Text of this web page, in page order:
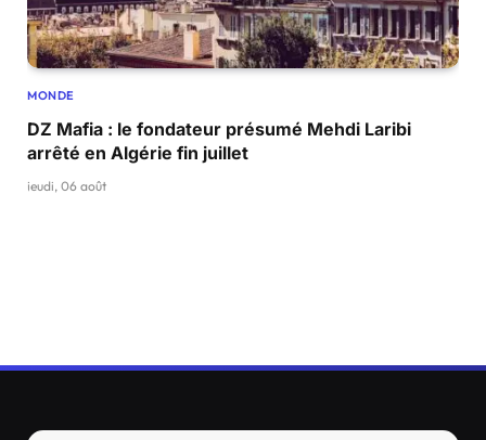
MONDE
DZ Mafia : le fondateur présumé Mehdi Laribi
arrêté en Algérie fin juillet
jeudi, 06 août